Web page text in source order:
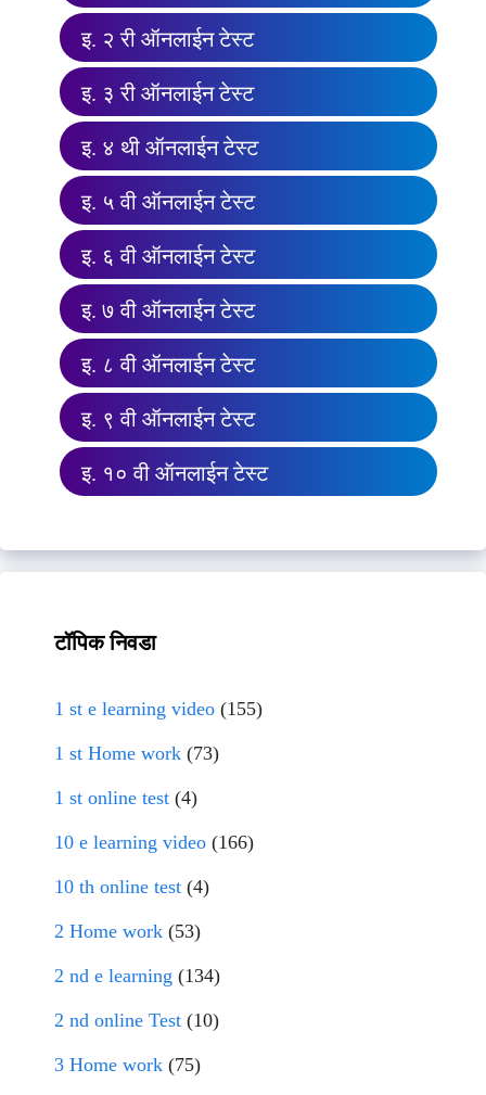
इ. २ री ऑनलाईन टेस्ट
इ. ३ री ऑनलाईन टेस्ट
इ. ४ थी ऑनलाईन टेस्ट
इ. ५ वी ऑनलाईन टेस्ट
इ. ६ वी ऑनलाईन टेस्ट
इ. ७ वी ऑनलाईन टेस्ट
इ. ८ वी ऑनलाईन टेस्ट
इ. ९ वी ऑनलाईन टेस्ट
इ. १० वी ऑनलाईन टेस्ट
टॉपिक निवडा
1 st e learning video (155)
1 st Home work (73)
1 st online test (4)
10 e learning video (166)
10 th online test (4)
2 Home work (53)
2 nd e learning (134)
2 nd online Test (10)
3 Home work (75)